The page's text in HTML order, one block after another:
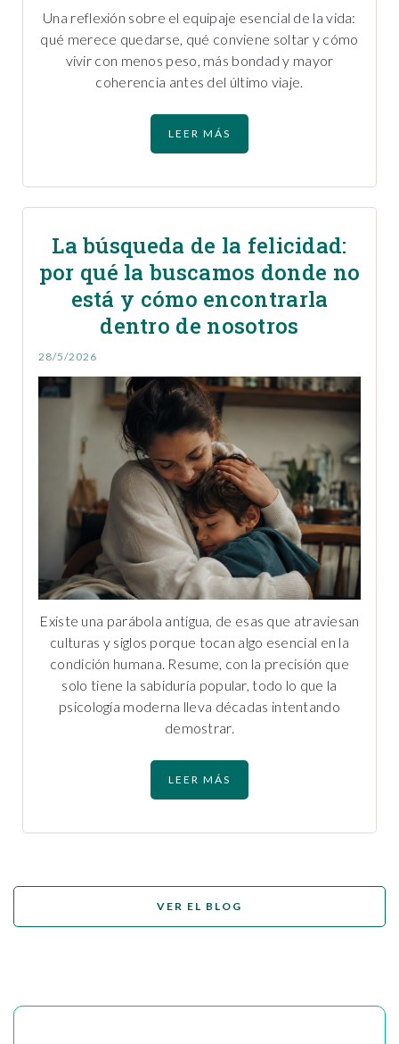
Una reflexión sobre el equipaje esencial de la vida:
qué merece quedarse, qué conviene soltar y cómo
vivir con menos peso, más bondad y mayor
coherencia antes del último viaje.
LEER MÁS
La búsqueda de la felicidad:
por qué la buscamos donde no
está y cómo encontrarla
dentro de nosotros
28/5/2026
Existe una parábola antigua, de esas que atraviesan
culturas y siglos porque tocan algo esencial en la
condición humana. Resume, con la precisión que
solo tiene la sabiduría popular, todo lo que la
psicología moderna lleva décadas intentando
demostrar.
LEER MÁS
VER EL BLOG